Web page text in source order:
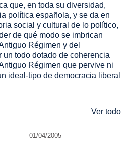
que, en toda su diversidad,
política española, y se da en
social y cultural de lo político,
de qué modo se imbrican
Régimen y del
un todo dotado de coherencia
Régimen que pervive ni
ideal-tipo de democracia liberal
Ver todo
01/04/2005